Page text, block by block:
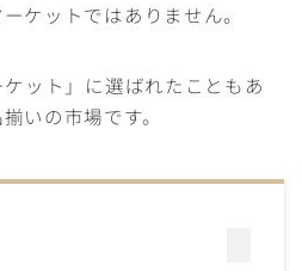
ケットではありません。
ット」に選ばれたこともあ
いの市場です。